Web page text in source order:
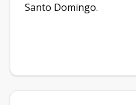
Santo Domingo.